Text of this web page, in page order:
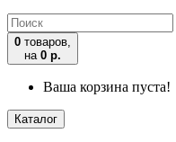
0 товаров,
на 0 р.
Ваша корзина пуста!
Каталог